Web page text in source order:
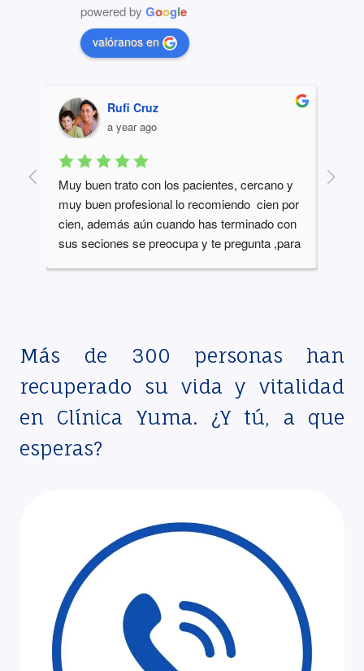
powered by Google
valóranos en
y
Alejandro Martinez
a year ago
Gracias a ponerme en tus manos no ha sido
necesario hacer rehabilitación en el hospital.
Trato inmejorable, y por tu preocupación,  lo
recomiendo 100%
Más de 300 personas han
recuperado su vida y vitalidad
en Clínica Yuma. ¿Y tú, a que
esperas?